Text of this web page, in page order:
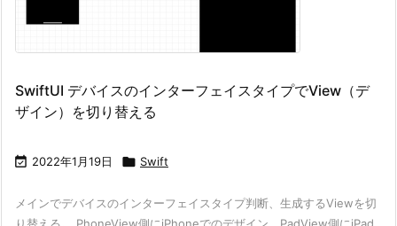
SwiftUI デバイスのインターフェイスタイプでView（デ
ザイン）を切り替える
 2022年1月19日  Swift
メインでデバイスのインターフェイスタイプ判断、生成するViewを切